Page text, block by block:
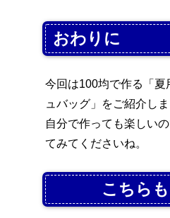
おわりに
今回は100均で作る「
ュバッグ」をご紹介しま
自分で作っても楽しい
てみてくださいね。
こちら